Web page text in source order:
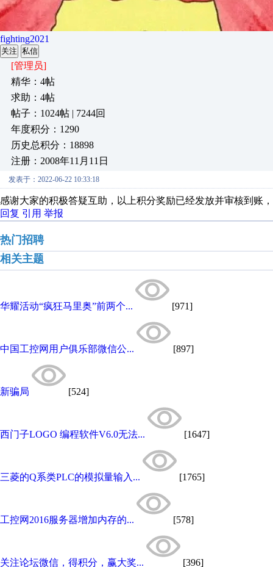
fighting2021
关注 私信
[管理员]
精华：4帖
求助：4帖
帖子：1024帖 | 7244回
年度积分：1290
历史总积分：18898
注册：2008年11月11日
发表于：2022-06-22 10:33:18
感谢大家的积极答疑互助，以上积分奖励已经发放并审核到账
回复 引用 举报
热门招聘
相关主题
华耀活动“疯狂马里奥”前两个... [971]
中国工控网用户俱乐部微信公... [897]
新骗局 [524]
西门子LOGO 编程软件V6.0无法... [1647]
三菱的Q系类PLC的模拟量输入... [1765]
工控网2016服务器增加内存的... [578]
关注论坛微信，得积分，赢大奖... [396]